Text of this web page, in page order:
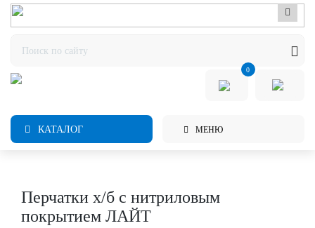
0
КАТАЛОГ МЕНЮ
Перчатки х/б с нитриловым
покрытием ЛАЙТ